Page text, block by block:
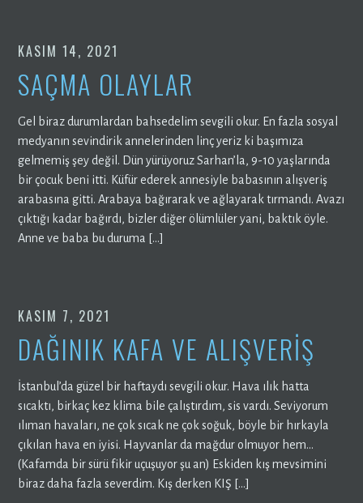
KASIM 14, 2021
SAÇMA OLAYLAR
Gel biraz durumlardan bahsedelim sevgili okur. En fazla sosyal
medyanın sevindirik annelerinden linç yeriz ki başımıza
gelmemiş şey değil. Dün yürüyoruz Sarhan’la, 9-10 yaşlarında
bir çocuk beni itti. Küfür ederek annesiyle babasının alışveriş
arabasına gitti. Arabaya bağırarak ve ağlayarak tırmandı. Avazı
çıktığı kadar bağırdı, bizler diğer ölümlüler yani, baktık öyle.
Anne ve baba bu duruma […]
KASIM 7, 2021
DAĞINIK KAFA VE ALIŞVERİŞ
İstanbul’da güzel bir haftaydı sevgili okur. Hava ılık hatta
sıcaktı, birkaç kez klima bile çalıştırdım, sis vardı. Seviyorum
ılıman havaları, ne çok sıcak ne çok soğuk, böyle bir hırkayla
çıkılan hava en iyisi. Hayvanlar da mağdur olmuyor hem…
(Kafamda bir sürü fikir uçuşuyor şu an) Eskiden kış mevsimini
biraz daha fazla severdim. Kış derken KIŞ […]